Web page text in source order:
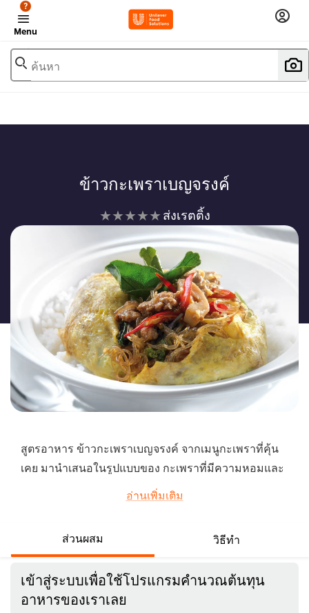
Menu
?
ค้นหา
ข้าวกะเพราเบญจรงค์
ไม่มี
การ
ให้
คะแนน
สำหรับ
recipe
นี้
ส่งเรตติ้ง
สูตรอาหาร ข้าวกะเพราเบญจรงค์ จากเมนูกะเพราที่คุ้น
เคย มานำเสนอในรูปแบบของ กะเพราที่มีความหอมและ
กลมกล่อมของ ผัก 5 อย่าง ทำง่ายไม่กี่ขั้นตอน คลิกดูวิธีทำ
อ่านเพิ่มเติม
ส่วนผสม วิธีทำ
เข้าสู่ระบบเพื่อใช้โปรแกรมคำนวณต้นทุน
อาหารของเราเลย